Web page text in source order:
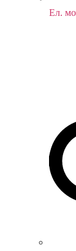
Ел.